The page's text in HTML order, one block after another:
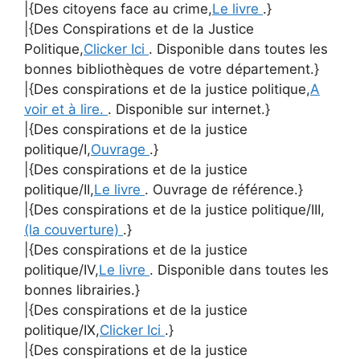
|{Des citoyens face au crime,Le livre .}
|{Des Conspirations et de la Justice
Politique,Clicker Ici . Disponible dans toutes les
bonnes bibliothèques de votre département.}
|{Des conspirations et de la justice politique,A
voir et à lire. . Disponible sur internet.}
|{Des conspirations et de la justice
politique/I,Ouvrage .}
|{Des conspirations et de la justice
politique/II,Le livre . Ouvrage de référence.}
|{Des conspirations et de la justice politique/III,
(la couverture) .}
|{Des conspirations et de la justice
politique/IV,Le livre . Disponible dans toutes les
bonnes librairies.}
|{Des conspirations et de la justice
politique/IX,Clicker Ici .}
|{Des conspirations et de la justice